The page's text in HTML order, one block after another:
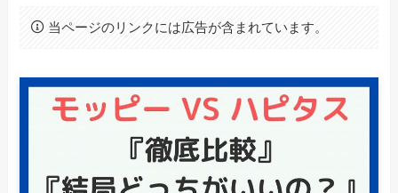
当ページのリンクには広告が含まれています。